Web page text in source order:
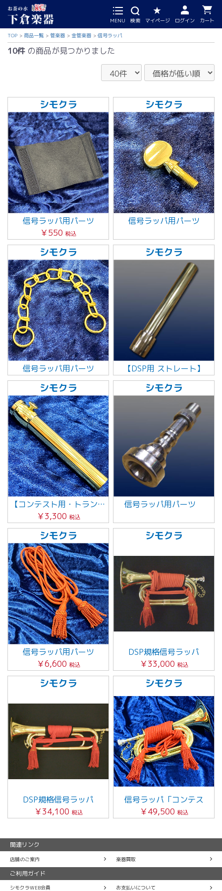
MENU 検索 マイページ ログイン カート
TOP 商品一覧 管楽器 金管楽器 信号ラッパ
10件 の商品が見つかりました
シモクラ
信号ラッパ用パーツ
￥550 税込
シモクラ
信号ラッパ用パーツ
シモクラ
信号ラッパ用パーツ
シモクラ
【DSP用 ストレート】
シモクラ
【コンテスト用・トランペットシャンク】
￥3,300 税込
シモクラ
信号ラッパ用パーツ
シモクラ
信号ラッパ用パーツ
￥6,600 税込
シモクラ
DSP規格信号ラッパ
￥33,000 税込
シモクラ
DSP規格信号ラッパ
￥34,100 税込
シモクラ
信号ラッパ「コンテス
￥49,500 税込
関連リンク
店舗のご案内 楽器買取
ご利用ガイド
シモクラWEB会員 お支払いについて